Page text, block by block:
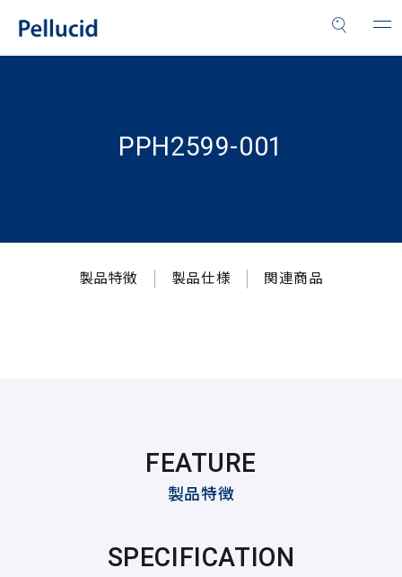
PPH2599-001
製品特徴 製品仕様 関連商品
FEATURE
製品特徴
SPECIFICATION